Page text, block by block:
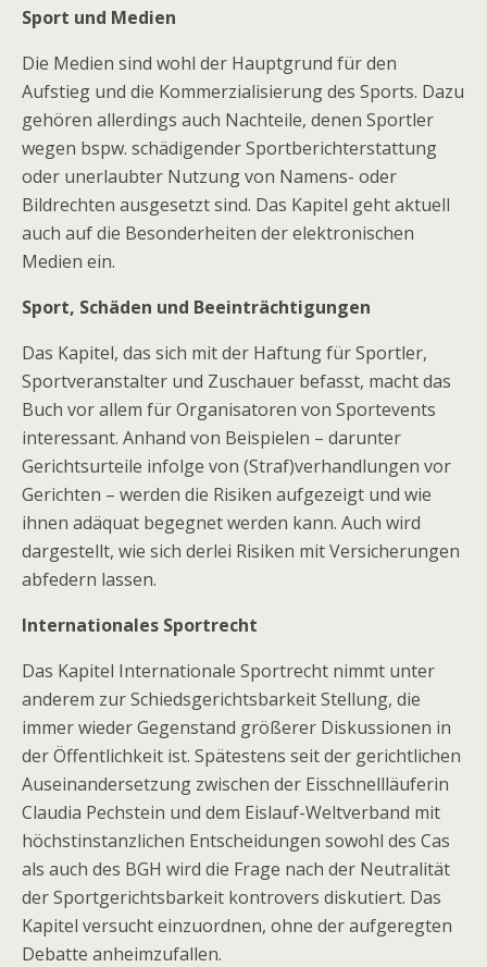
Sport und Medien
Die Medien sind wohl der Hauptgrund für den
Aufstieg und die Kommerzialisierung des Sports. Dazu
gehören allerdings auch Nachteile, denen Sportler
wegen bspw. schädigender Sportberichterstattung
oder unerlaubter Nutzung von Namens- oder
Bildrechten ausgesetzt sind. Das Kapitel geht aktuell
auch auf die Besonderheiten der elektronischen
Medien ein.
Sport, Schäden und Beeinträchtigungen
Das Kapitel, das sich mit der Haftung für Sportler,
Sportveranstalter und Zuschauer befasst, macht das
Buch vor allem für Organisatoren von Sportevents
interessant. Anhand von Beispielen – darunter
Gerichtsurteile infolge von (Straf)verhandlungen vor
Gerichten – werden die Risiken aufgezeigt und wie
ihnen adäquat begegnet werden kann. Auch wird
dargestellt, wie sich derlei Risiken mit Versicherungen
abfedern lassen.
Internationales Sportrecht
Das Kapitel Internationale Sportrecht nimmt unter
anderem zur Schiedsgerichtsbarkeit Stellung, die
immer wieder Gegenstand größerer Diskussionen in
der Öffentlichkeit ist. Spätestens seit der gerichtlichen
Auseinandersetzung zwischen der Eisschnellläuferin
Claudia Pechstein und dem Eislauf-Weltverband mit
höchstinstanzlichen Entscheidungen sowohl des Cas
als auch des BGH wird die Frage nach der Neutralität
der Sportgerichtsbarkeit kontrovers diskutiert. Das
Kapitel versucht einzuordnen, ohne der aufgeregten
Debatte anheimzufallen.